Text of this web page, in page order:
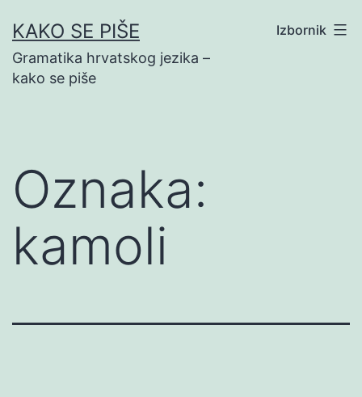
na
sadržaj
KAKO SE PIŠE
Gramatika hrvatskog jezika –
kako se piše
Izbornik
Oznaka:
kamoli